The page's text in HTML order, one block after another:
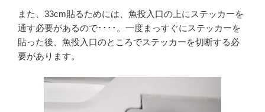
また、33cm貼るためには、魚投入口の上にステッカーを
通す必要があるので････。一度まっすぐにステッカーを
貼った後、魚投入口のところでステッカーを切断する必
要があります。